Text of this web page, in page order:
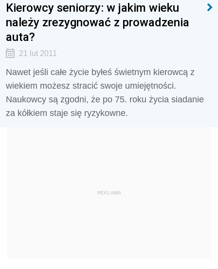
Kierowcy seniorzy: w jakim wieku
należy zrezygnować z prowadzenia
auta?
21 lut 2011
Nawet jeśli całe życie byłeś świetnym kierowcą z
wiekiem możesz stracić swoje umiejętności.
Naukowcy są zgodni, że po 75. roku życia siadanie
za kółkiem staje się ryzykowne.
REKLAMA